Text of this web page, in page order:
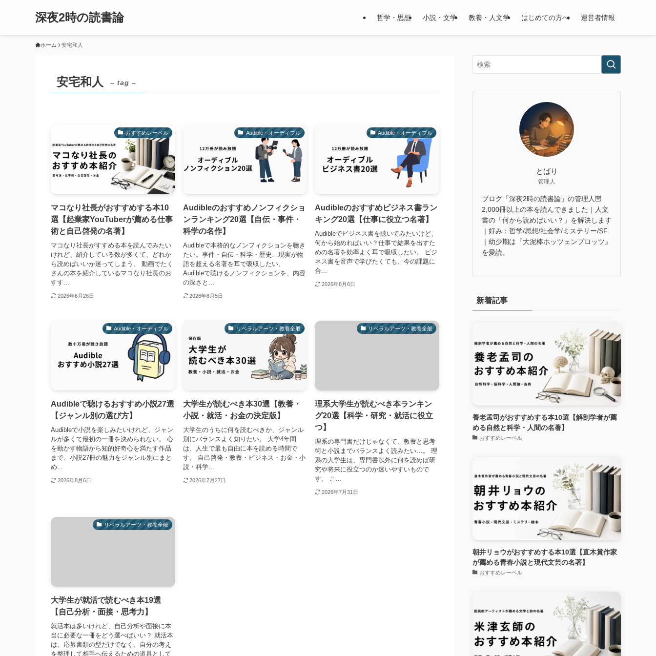
深夜2時の読書論 哲学・思想 小説・文学 教養・人文学 はじめての方へ 運営者情報
ホーム 安宅和人
安宅和人 – tag –
おすすめレーベル
マコなり社長がおすすめする本10
選【起業家YouTuberが薦める仕事
術と自己啓発の名著】
マコなり社長がすすめる本を読んでみたい
けれど、紹介している数が多くて、どれか
ら読めばいいか迷ってしまう。 動画でたく
さんの本を紹介しているマコなり社長のお
すす...
2026年6月26日
Audible・オーディブル
Audibleのおすすめノンフィクショ
ンランキング20選【自伝・事件・
科学の名作】
Audibleで本格的なノンフィクションを聴き
たい。事件・自伝・科学・歴史…現実が物
語を超える名著を耳で吸収したい。
Audibleで聴けるノンフィクションを、内容
の深さと...
2026年8月5日
Audible・オーディブル
Audibleのおすすめビジネス書ラン
キング20選【仕事に役立つ名著】
Audibleでビジネス書を聴いてみたいけど、
何から始めればいい？仕事で結果を出すた
めの名著を効率よく耳で吸収したい。 ビジ
ネス書を音声で学びたくても、今の課題に
合...
2026年8月6日
Audible・オーディブル
Audibleで聴けるおすすめ小説27選
【ジャンル別の選び方】
Audibleで小説を楽しみたいけれど、ジャン
ルが多くて最初の一冊を決められない。 心
を動かす物語から知的好奇心を満たす作品
まで、小説27冊の魅力をジャンル別にまと
め...
2026年8月6日
リベラルアーツ・教養全般
大学生が読むべき本30選【教養・
小説・就活・お金の決定版】
大学生のうちに何を読むべきか、ジャンル
別にバランスよく知りたい。 大学4年間
は、人生で最も自由に本を読める時間で
す。 自己啓発・教養・ビジネス・お金・小
説・科学...
2026年7月27日
リベラルアーツ・教養全般
理系大学生が読むべき本ランキン
グ20選【科学・研究・就活に役立
つ】
理系の専門書だけじゃなくて、教養と思考
術と小説までバランスよく読みたい…。 理
系の大学生は、専門書以外に何を読めば研
究や将来に役立つのか迷いやすいもので
す。 こ...
2026年7月31日
リベラルアーツ・教養全般
大学生が就活で読むべき本19選
【自己分析・面接・思考力】
就活本は多いけれど、自己分析や面接に本
当に必要な一冊をどう選べばいい？ 就活本
は、応募書類の型だけでなく、自分の考え
を整理して相手へ伝えるための道具として
とばり
管理人
ブログ「深夜2時の読書論」の管理人🦉
2,000冊以上の本を読んできました｜人文
書の「何から読めばいい？」を解決します
｜好み：哲学/思想/社会学/ミステリー/SF
｜幼少期は『大泥棒ホッツェンプロッツ』
を愛読。
新着記事
養老孟司がおすすめする本10選【解剖学者が薦
める自然と科学・人間の名著】
おすすめレーベル
朝井リョウがおすすめする本10選【直木賞作家
が薦める青春小説と現代文芸の名著】
おすすめレーベル